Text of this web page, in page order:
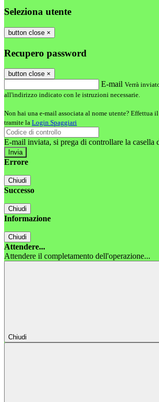
Seleziona utente
button close ×
Recupero password
button close ×
E-mail Verrà
all'indirizzo indicato con le istruzioni necessarie.
Non hai una e-mail associata al nome utente? Effettua
tramite la Login Spaggiari
E-mail inviata, si prega di controllare la casella
Errore
Chiudi
Successo
Chiudi
Informazione
Chiudi
Attendere...
Attendere il completamento dell'operazione...
Chiudi